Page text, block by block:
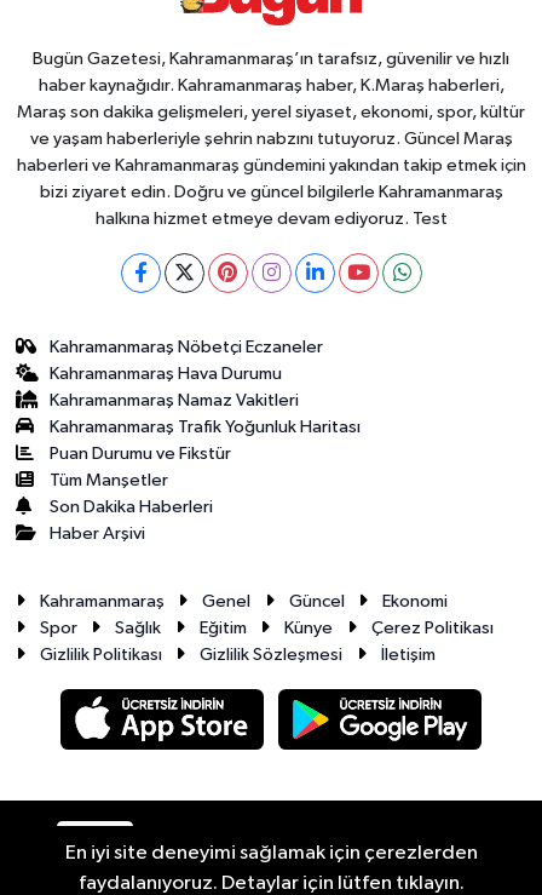
Bugün Gazetesi, Kahramanmaraş’ın tarafsız, güvenilir ve hızlı
haber kaynağıdır. Kahramanmaraş haber, K.Maraş haberleri,
Maraş son dakika gelişmeleri, yerel siyaset, ekonomi, spor, kültür
ve yaşam haberleriyle şehrin nabzını tutuyoruz. Güncel Maraş
haberleri ve Kahramanmaraş gündemini yakından takip etmek için
bizi ziyaret edin. Doğru ve güncel bilgilerle Kahramanmaraş
halkına hizmet etmeye devam ediyoruz. Test
Kahramanmaraş Nöbetçi Eczaneler
Kahramanmaraş Hava Durumu
Kahramanmaraş Namaz Vakitleri
Kahramanmaraş Trafik Yoğunluk Haritası
Puan Durumu ve Fikstür
Tüm Manşetler
Son Dakika Haberleri
Haber Arşivi
Kahramanmaraş Genel Güncel
Ekonomi
Spor
Sağlık Eğitim Künye
Çerez Politikası
Gizlilik Politikası
Gizlilik Sözleşmesi İletişim
En iyi site deneyimi sağlamak için çerezlerden
faydalanıyoruz. Detaylar için lütfen tıklayın.